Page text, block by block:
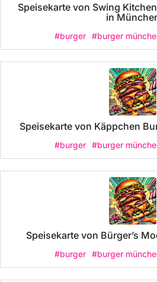
Speisekarte von Swing
in
#burger #burger
Speisekarte von Käppchen
#burger #burger
Speisekarte von Bürger’s
#burger #burger